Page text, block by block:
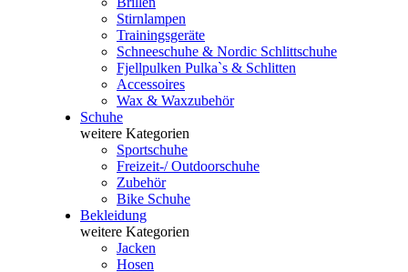
Stirnlampen
Trainingsgeräte
Schneeschuhe & Nordic Schlittschuhe
Fjellpulken Pulka`s & Schlitten
Accessoires
Wax & Waxzubehör
Schuhe
weitere Kategorien
Sportschuhe
Freizeit-/ Outdoorschuhe
Zubehör
Bike Schuhe
Bekleidung
weitere Kategorien
Jacken
Hosen